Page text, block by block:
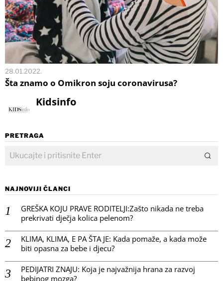
28.01.2022.
Šta znamo o Omikron soju coronavirusa?
Kidsinfo
PRETRAGA
NAJNOVIJI ČLANCI
GREŠKA KOJU PRAVE RODITELJI:Zašto nikada ne treba
prekrivati dječja kolica pelenom?
KLIMA, KLIMA, E PA ŠTA JE: Kada pomaže, a kada može
biti opasna za bebe i djecu?
PEDIJATRI ZNAJU: Koja je najvažnija hrana za razvoj
bebinog mozga?